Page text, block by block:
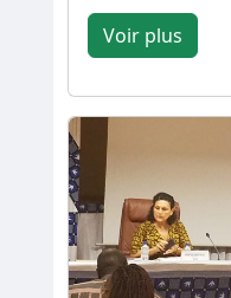
Voir plus